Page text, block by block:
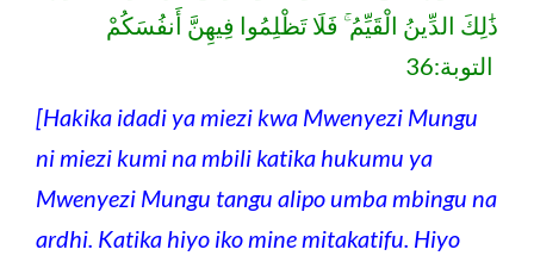
ذَٰلِكَ الدِّينُ الْقَيِّمُ ۚ فَلَا تَظْلِمُوا فِيهِنَّ أَنفُسَكُمْ
التوبة:36
[Hakika idadi ya miezi kwa Mwenyezi Mungu
ni miezi kumi na mbili katika hukumu ya
Mwenyezi Mungu tangu alipo umba mbingu na
ardhi. Katika hiyo iko mine mitakatifu. Hiyo